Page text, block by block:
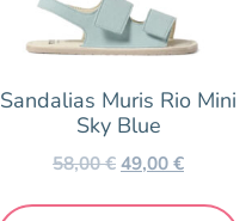
Sandalias Muris Rio Mini
Sky Blue
58,00€49,00€